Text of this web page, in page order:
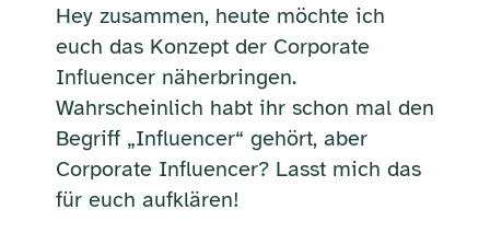
Hey zusammen, heute möchte ich
euch das Konzept der Corporate
Influencer näherbringen.
Wahrscheinlich habt ihr schon mal den
Begriff „Influencer“ gehört, aber
Corporate Influencer? Lasst mich das
für euch aufklären!